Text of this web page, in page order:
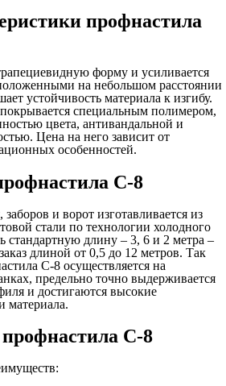
профнастила
форму и усиливается
на небольшом расстоянии
устойчивость материала к изгибу.
специальным полимером,
цвета, антивандальной и
Цена на него зависит от
особенностей.
С-8
и ворот изготавливается из
стали по технологии холодного
стандартную длину – 3, 6 и 2 метра –
длиной от 0,5 до 12 метров. Так
С-8 осуществляется на
предельно точно выдерживается
и достигаются высокие
материала.
С-8